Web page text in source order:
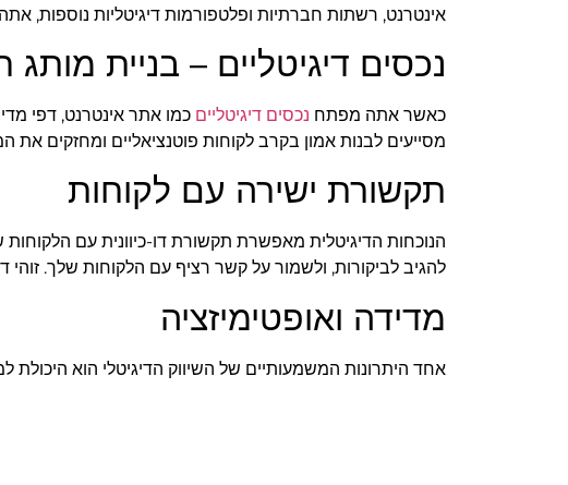
אינטרנט, רשתות חברתיות ופלטפורמות דיגיטליות נוספות,
נכסים דיגיטליים – בניית
כאשר אתה מפתח נכסים דיגיטליים כמו אתר אינטרנט, דפי
מסייעים לבנות אמון בקרב לקוחות פוטנציאליים ומחזקים את
תקשורת ישירה עם לקוחות
הנוכחות הדיגיטלית מאפשרת תקשורת דו-כיוונית עם
להגיב לביקורות, ולשמור על קשר רציף עם הלקוחות שלך.
מדידה ואופטימיזציה
אחד היתרונות המשמעותיים של השיווק הדיגיטלי הוא